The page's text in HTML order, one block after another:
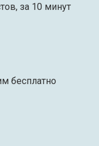
за 10 минут
бесплатно